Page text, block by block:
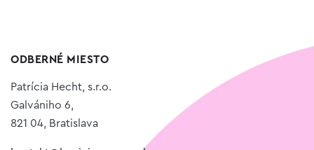
ODBERNÉ MIESTO
Patrícia Hecht, s.r.o.
Galvániho 6,
821 04, Bratislava